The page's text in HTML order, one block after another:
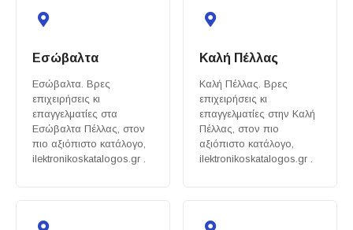
Εσώβαλτα
Εσώβαλτα. Βρες
επιχειρήσεις κι
επαγγελματίες στα
Εσώβαλτα Πέλλας, στον
πιο αξιόπιστο κατάλογο,
ilektronikoskatalogos.gr .
Καλή Πέλλας
Καλή Πέλλας. Βρες
επιχειρήσεις κι
επαγγελματίες στην Καλή
Πέλλας, στον πιο
αξιόπιστο κατάλογο,
ilektronikoskatalogos.gr .